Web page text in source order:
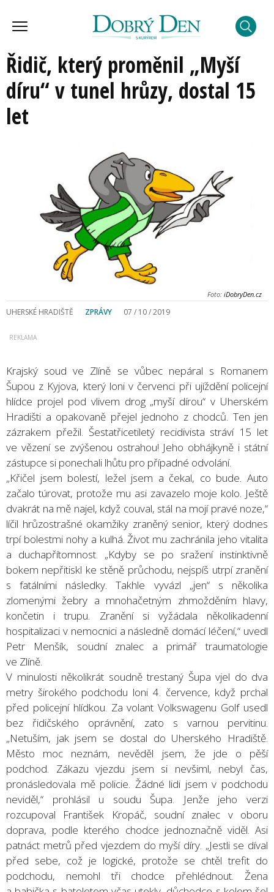
Řidič, který proměnil „Myší
díru“ v tunel hrůzy, dostal 15
let
Foto: iDobryDen.cz
UHERSKÉ HRADIŠTĚ ZPRÁVY 07 / 10 / 2019
Krajský soud ve Zlíně se vůbec nepáral s Romanem
Šupou z Kyjova, který loni v červenci při ujíždění policejní
hlídce projel pod vlivem drog „myší dírou“ v Uherském
Hradišti a opakovaně přejel jednoho z chodců. Ten jen
zázrakem přežil. Šestatřicetiletý recidivista stráví 15 let
ve vězení se zvýšenou ostrahou! Jeho obhájkyně i státní
zástupce si ponechali lhůtu pro případné odvolání.
„Křičel jsem bolestí, ležel jsem a čekal, co bude. Auto
začalo túrovat, protože mu asi zavazelo moje kolo. Ještě
dvakrát na mě najel, když couval, stál na mojí pravé noze,“
líčil hrůzostrašné okamžiky zraněný senior, který dodnes
trpí bolestmi nohy a kulhá. Život mu zachránila jeho vitalita
a duchapřítomnost. „Kdyby se po sražení instinktivně
bokem nepřitiskl ke stěně průchodu, nejspíš utrpí zranění
s fatálními následky. Takhle vyvázl „jen“ s několika
zlomenými žebry a mnohačetným zhmožděním hlavy,
končetin i trupu. Zranění si vyžádala několikadenní
hospitalizaci v nemocnici a následně domácí léčení,“ uvedl
Petr Menšík, soudní znalec a primář traumatologie
ve Zlíně.
V minulosti několikrát soudně trestaný Šupa vjel do dva
metry širokého podchodu loni 4. července, když prchal
před policejní hlídkou. Za volant Volkswagenu Golf usedl
bez řidičského oprávnění, zato s varnou pervitinu.
„Netuším, jak jsem se dostal do Uherského Hradiště.
Město moc neznám, nevěděl jsem, že jde o pěší
podchod. Zákazu vjezdu jsem si nevšiml, nebyl čas,
pronásledovala mě policie. Žádné lidi jsem v podchodu
neviděl,“ prohlásil u soudu Šupa. Jenže jeho verzi
rozcupoval František Kropáč, soudní znalec v oboru
doprava, podle kterého chodce jednoznačně viděl. Asi
patnáct metrů před vjezdem do myší díry. „Jestli se díval
před sebe, což je logické, protože se chtěl trefit do
podchodu, nemohl tři chodce přehlédnout. Žena